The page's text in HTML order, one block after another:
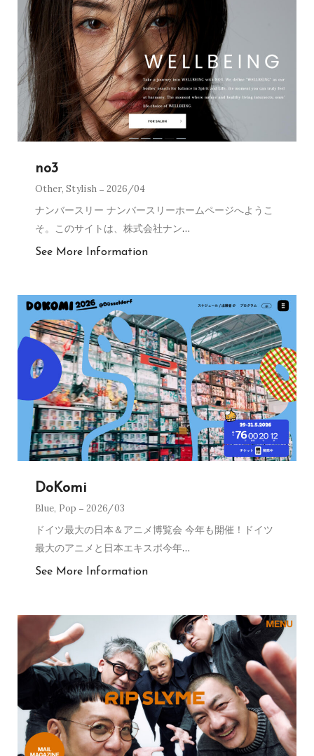
no3
Other,Stylish 2026/04
ナンバースリー ナンバースリーホームページへようこ
そ。このサイトは、株式会社ナン…
See More Information
DoKomi
Blue, Pop 2026/03
ドイツ最大の日本＆アニメ博覧会 今年も開催！ドイツ
最大のアニメと日本エキスポ今年…
See More Information